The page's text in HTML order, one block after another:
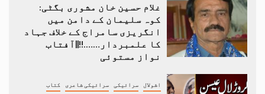
غلام حسین خان مشوری بگٹی:
کوہ سلیمان کے دامن میں
انگریزی سامراج کے خلاف جہاد
کا علمبردار…….!!||آفتاب
نواز مستوئی
اشولال سرائیکی سرائیکی شاعری کتاب